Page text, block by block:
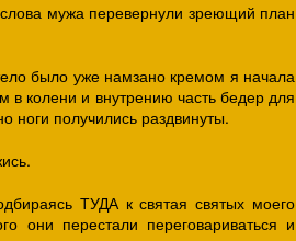
мужа перевернули зреющий план
было уже намзано кремом я начала
в колени и внутрению часть бедер для
ноги получились раздвинуты.
ТУДА к святая святых моего
они перестали переговариваться и